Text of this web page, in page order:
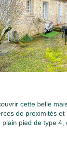
cette belle
de proximités et
plain pied de type 4,
Chauffage gaz - jardin -